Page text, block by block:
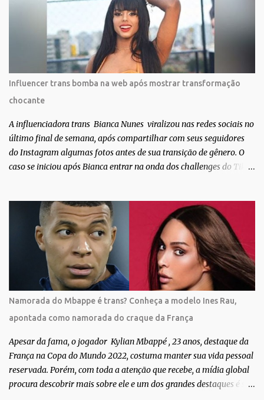
sobre amor. Todo carinho do mundo para a Dri da Trip que foi a
ponte disso tudo”, escreveu Gabriela. Gabriela classificou a capa
como linda e a matéria que envolvem 180 histórias (e corpos nus)
de gente que se apaixonou pela própria pele – como
extraordinária. O Pele Projetc tem como objetivo fotografar e
expor uma diversidade de corpos nus, ressaltando a beleza das
especificidades físicas. A atriz se tornou nacionalmente conhecida
após fazer uma participação especial na novela teen Malhação, da
TV Globo. Na trama, ela inte...
Influencer trans bomba na web após mostrar transformação
chocante
A influenciadora trans Bianca Nunes viralizou nas redes sociais no
último final de semana, após compartilhar com seus seguidores
do Instagram algumas fotos antes de sua transição de gênero. O
caso se iniciou após Bianca entrar na onda dos challenges do Tik
Bianca aparece ainda muito jovem e usando roupas masculinas,
após algumas fotos diferentes, ela finalmente aparece usando um
biquíni fio dental, com cabelo longo e seios. Através do Instagram,
a morena desabafou como foi passar um período da sua vida no
exército brasileiro. Segundo Bianca, ela apenas se alistou como
uma forma de provar que sua identidade de gênero não seria algo
passageiro. “Me alistei no exército porque eu sempre ouvia muito;
‘bota no exército para ver se vira homem’, ‘ah, esse aí não vai
entrar no exército’… Essas coisas me fizeram entrar no exército. Eu
disse; ‘vou mostrar par...
Namorada do Mbappe é trans? Conheça a modelo Ines Rau,
apontada como namorada do craque da França
Apesar da fama, o jogador Kylian Mbappé , 23 anos, destaque da
França na Copa do Mundo 2022, costuma manter sua vida pessoal
reservada. Porém, com toda a atenção que recebe, a mídia global
procura descobrir mais sobre ele e um dos grandes destaques é seu